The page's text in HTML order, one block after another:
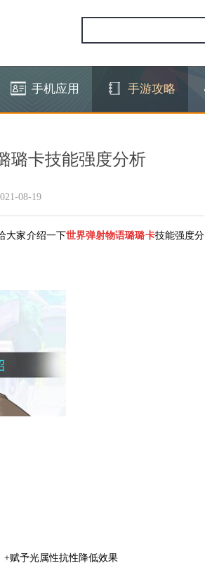
手机应用 手游攻略
璐卡技能强度分析
08-19
大家介绍一下世界弹射物语璐璐卡技能强度分
赋予光属性抗性降低效果